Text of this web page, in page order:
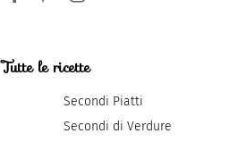
Tutte le ricette
Secondi Piatti
Secondi di Verdure